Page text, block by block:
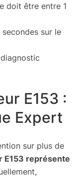
doit être entre 1
sur le
E153 :
Expert
sur plus de
E153 représente